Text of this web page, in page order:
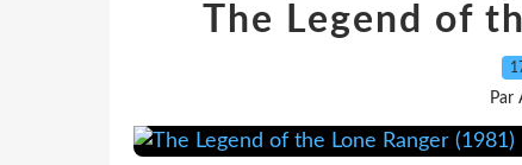
The Legend of
Par